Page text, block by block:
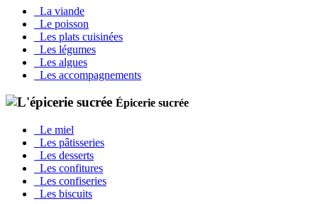
La viande
Le poisson
Les plats cuisinées
Les légumes
Les algues
Les accompagnements
Épicerie sucrée
Le miel
Les pâtisseries
Les desserts
Les confitures
Les confiseries
Les biscuits